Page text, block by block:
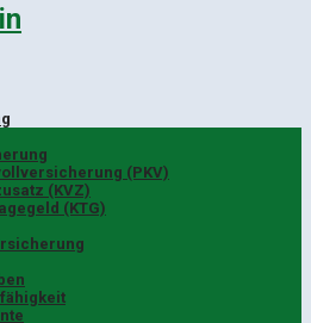
(PKV)
(KVZ)
(KTG)